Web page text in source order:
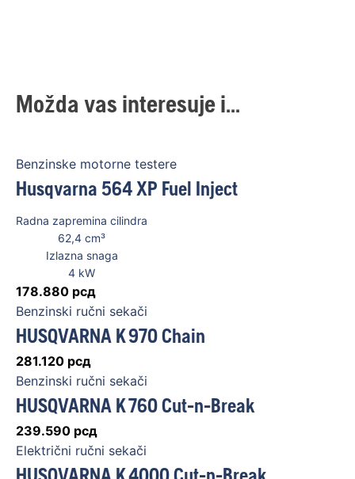
Možda vas interesuje i...
Benzinske motorne testere
Husqvarna 564 XP Fuel Inject
Radna zapremina cilindra
62,4 cm³
Izlazna snaga
4 kW
178.880 рсд
Benzinski ručni sekači
HUSQVARNA K 970 Chain
281.120 рсд
Benzinski ručni sekači
HUSQVARNA K 760 Cut-n-Break
239.590 рсд
Električni ručni sekači